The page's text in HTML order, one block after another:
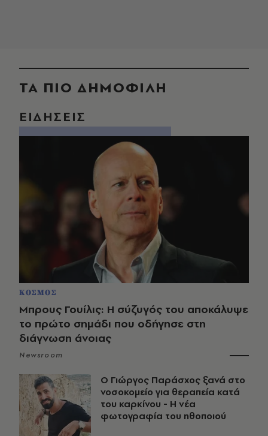
ΤΑ ΠΙΟ ΔΗΜΟΦΙΛΗ
ΕΙΔΗΣΕΙΣ
ΚΟΣΜΟΣ
Μπρους Γουίλις: Η σύζυγός του αποκάλυψε
το πρώτο σημάδι που οδήγησε στη
διάγνωση άνοιας
Newsroom
O Γιώργος Παράσχος ξανά στο
νοσοκομείο για θεραπεία κατά
του καρκίνου - Η νέα
φωτογραφία του ηθοποιού